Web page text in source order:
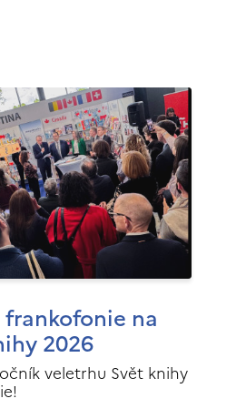
na
2026
veletrhu Svět knihy